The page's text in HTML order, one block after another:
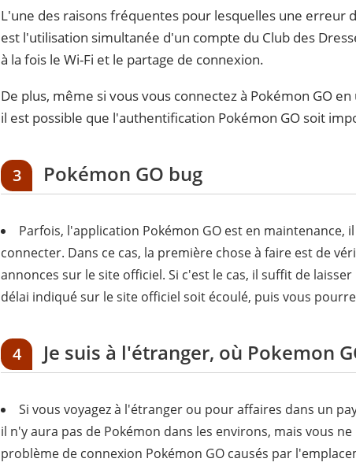
L'une des raisons fréquentes pour lesquelles une erreur
est l'utilisation simultanée d'un compte du Club des
à la fois le Wi-Fi et le partage de connexion.
De plus, même si vous vous connectez à Pokémon GO
il est possible que l'authentification Pokémon GO soit
3 Pokémon GO bug
Parfois, l'application Pokémon GO est en maintenance,
connecter. Dans ce cas, la première chose à faire est de
annonces sur le site officiel. Si c'est le cas, il suffit de
délai indiqué sur le site officiel soit écoulé, puis vous
4 Je suis à l'étranger, où Pokemon
Si vous voyagez à l'étranger ou pour affaires dans un
il n'y aura pas de Pokémon dans les environs, mais vous
problème de connexion Pokémon GO causés par